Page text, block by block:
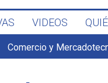
VIDEOS
Comercio y